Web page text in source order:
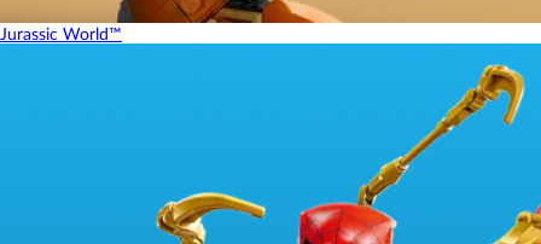
Jurassic World™